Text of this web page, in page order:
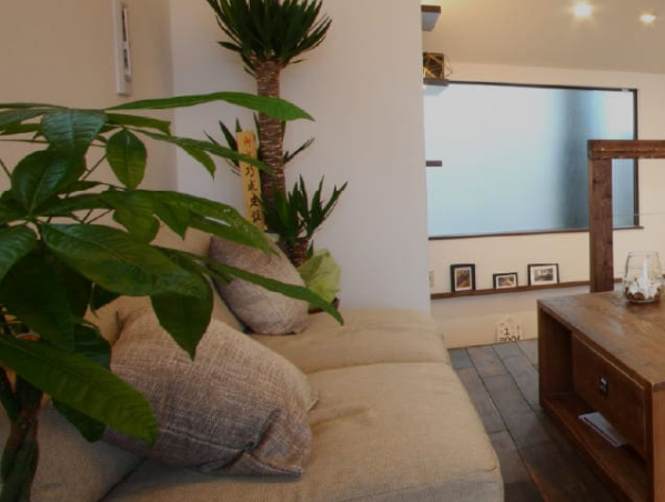
0120-84-
午前９時～午後７時（水曜定休日）